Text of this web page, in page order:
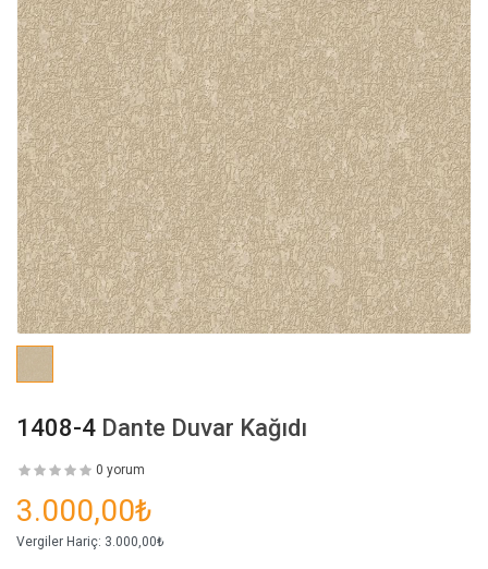
1408-4 Dante Duvar Kağıdı
0 yorum
3.000,00₺
Vergiler Hariç: 3.000,00₺